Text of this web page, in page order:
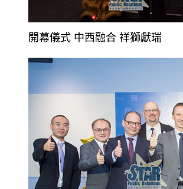
開幕儀式 中西融合 祥獅獻瑞